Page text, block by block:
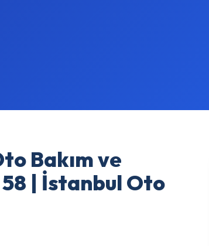
Bakım ve
| İstanbul Oto